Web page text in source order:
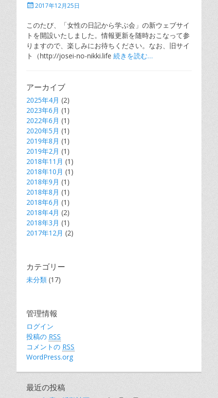
投
日
2017年12月25日
このたび、「女性の日記から学ぶ会」の新ウェブサイ
トを開設いたしました。情報更新を随時おこなって参
りますので、楽しみにお待ちください。なお、旧サイ
ト（http://josei-no-nikki.life 続きを読む…
アーカイブ
2025年4月 (2)
2023年6月 (1)
2022年6月 (1)
2020年5月 (1)
2019年8月 (1)
2019年2月 (1)
2018年11月 (1)
2018年10月 (1)
2018年9月 (1)
2018年8月 (1)
2018年6月 (1)
2018年4月 (2)
2018年3月 (1)
2017年12月 (2)
カテゴリー
未分類 (17)
管理情報
ログイン
投稿の RSS
コメントの RSS
WordPress.org
最近の投稿